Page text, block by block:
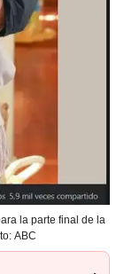
la parte final de la
ABC